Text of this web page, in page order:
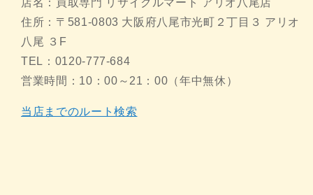
住所：〒581-0803 大阪府八尾市光町２丁目３ アリオ
八尾 ３F
TEL：0120-777-684
営業時間：10：00～21：00（年中無休）
当店までのルート検索